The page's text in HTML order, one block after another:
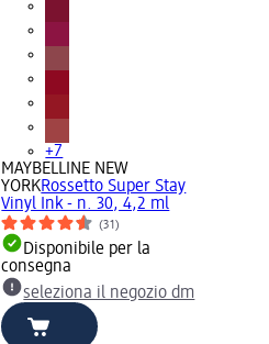
+7
MAYBELLINE NEW
YORKRossetto Super Stay
Vinyl Ink - n. 30, 4,2 ml
(31)
Disponibile per la
consegna
seleziona il negozio dm